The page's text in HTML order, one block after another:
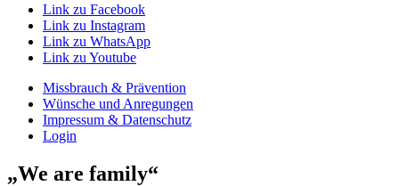
Link zu Facebook
Link zu Instagram
Link zu WhatsApp
Link zu Youtube
Missbrauch & Prävention
Wünsche und Anregungen
Impressum & Datenschutz
Login
„We are family“